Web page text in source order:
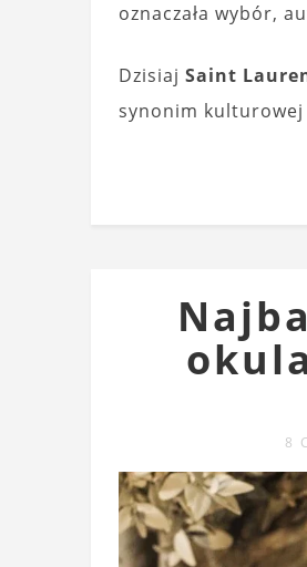
oznaczała wybór,
Dzisiaj Saint
synonim
8